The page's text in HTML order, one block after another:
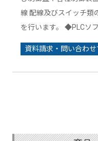
線 配線及びスイッチ類
を行います。 ◆PLCソ
資料請求・問い合わ